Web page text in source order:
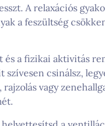
A relaxációs
a feszültség
és a fizikai aktivitás
csinálsz,
vagy